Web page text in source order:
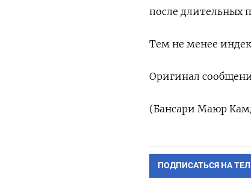
после длительных
Тем не менее
Оригинал
(Бансари Маюр
ПОДПИСАТЬСЯ НА